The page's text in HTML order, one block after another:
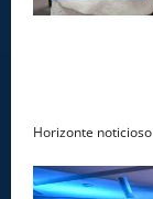
Horizonte noticioso